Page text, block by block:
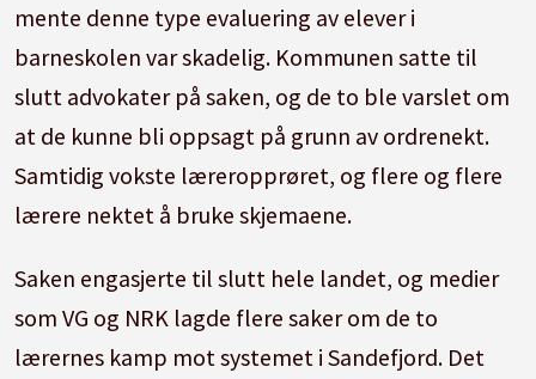
mente denne type evaluering av elever i
barneskolen var skadelig. Kommunen satte til
slutt advokater på saken, og de to ble varslet om
at de kunne bli oppsagt på grunn av ordrenekt.
Samtidig vokste læreropprøret, og flere og flere
lærere nektet å bruke skjemaene.
Saken engasjerte til slutt hele landet, og medier
som VG og NRK lagde flere saker om de to
lærernes kamp mot systemet i Sandefjord. Det